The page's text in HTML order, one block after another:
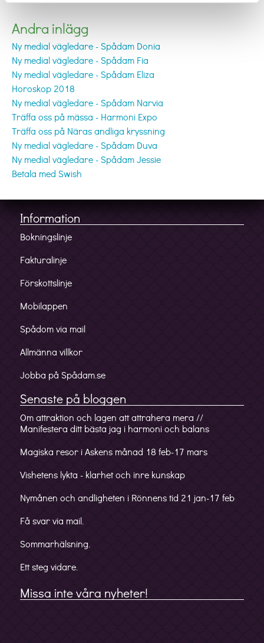
Andra inlägg
Ny medial vägledare - Spådam Donia
Ny medial vägledare - Spådam Fia
Ny medial vägledare - Spådam Eliza
Horoskop 2018
Ny medial vägledare - Spådam Narvia
Träffa oss på mässa - Harmoni Expo
Träffa oss på Näras andliga kryssning
Ny medial vägledare - Spådam Duva
Ny medial vägledare - Spådam Jessie
Betala med Swish
Information
Bokningslinje
Fakturalinje
Förskottslinje
Mobilappen
Spådom via mail
Allmänna villkor
Jobba på Spådam.se
Senaste på bloggen
Om attraktion och lagen att attrahera mera //
Manifestera ditt bästa jag i harmoni och balans
Magiska resor i Askens månad 18 feb-17 mars
Vishetens lykta - klarhet och inre kunskap
Nymånen och andligheten i Rönnens tid 21 jan-17 feb
Få svar via mail.
Sommarhälsning.
Ett steg vidare.
Missa inte våra nyheter!